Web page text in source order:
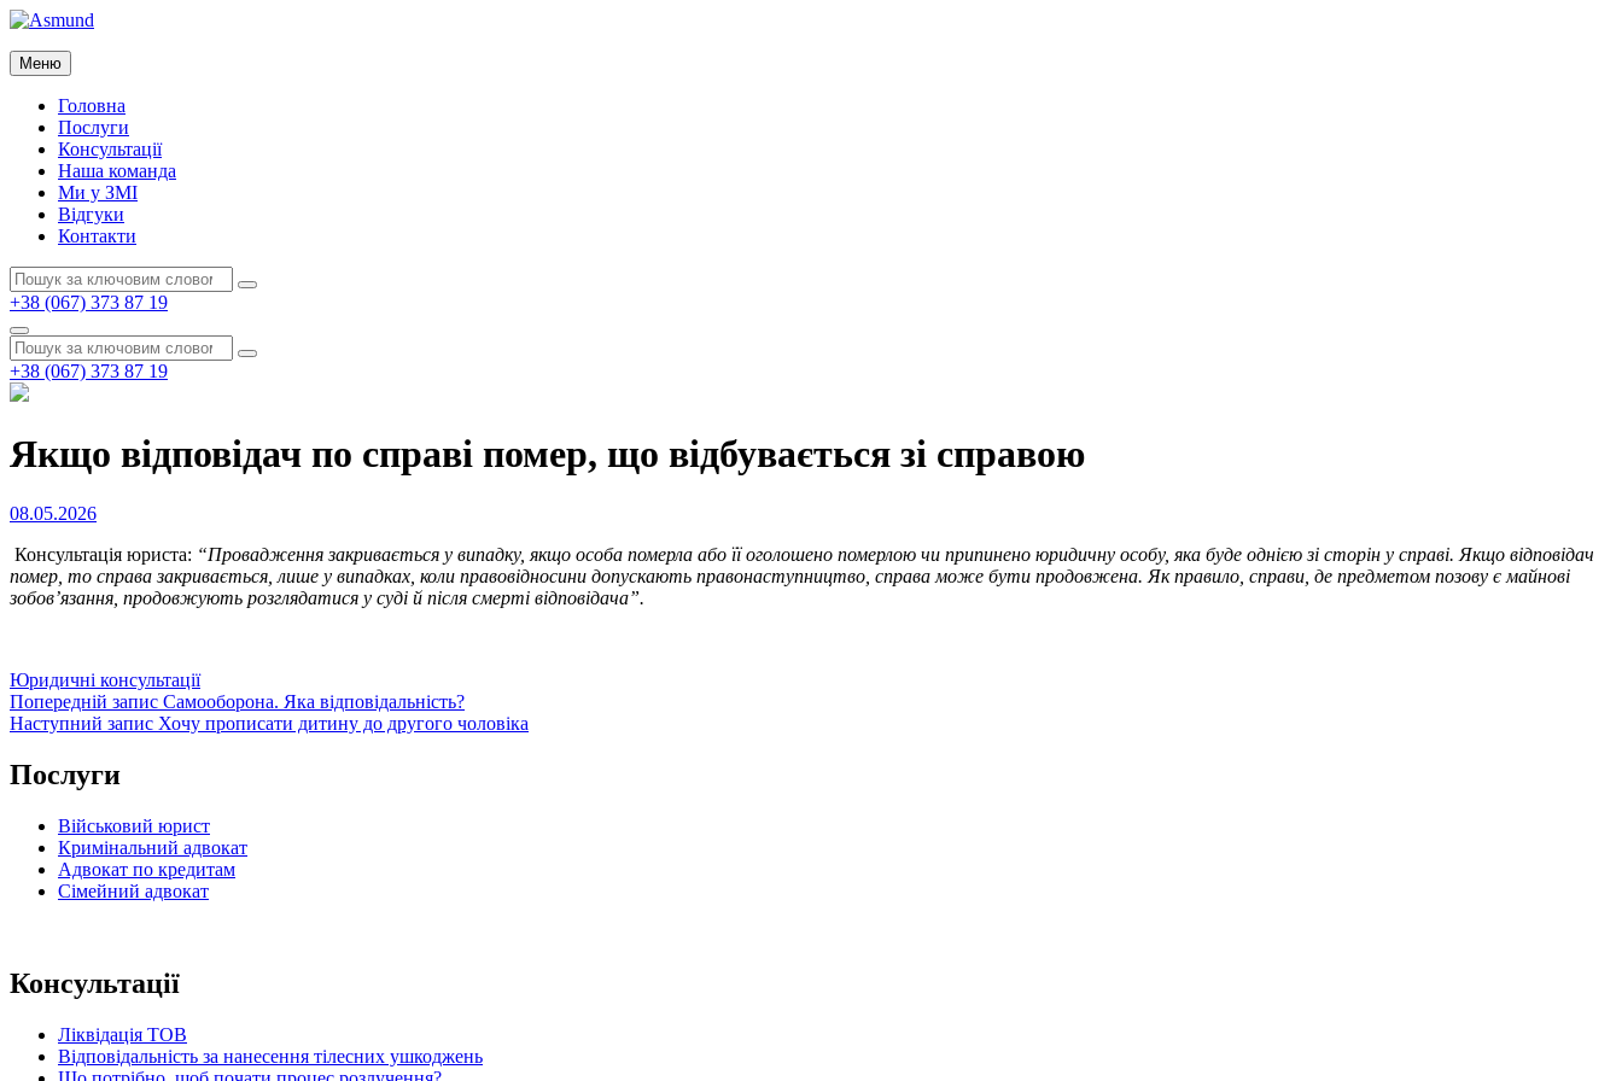
Перейти
вмісту
Asmund
Asmund
Меню
Головна
Послуги
Консультації
Наша команда
Ми у ЗМІ
Відгуки
Контакти
Пошук:
Пошук
+38 (067) 373 87 19
Пошук
Пошук:
Пошук
+38 (067) 373 87 19
Якщо відповідач по справі помер, що відбувається зі справою
Опубліковано
08.05.2026
Консультація юриста: “Провадження закривається у випадку, якщо особа померла або її оголошено померлою чи припинено юридичну особу, яка буде однією зі сторін у справі. Якщо відповідач
помер, то справа закривається, лише у випадках, коли правовідносини допускають правонаступництво, справа може бути продовжена. Як правило, справи, де предметом позову є майнові
зобов’язання, продовжують розглядатися у суді й після смерті відповідача”.
Категорії
Юридичні консультації
Навігація
записів
Попередній
запис
Попередній запис Самооборона. Яка відповідальність?
Наступний
Наступний запис Хочу прописати дитину до другого чоловіка
Послуги
Військовий юрист
Кримінальний адвокат
Адвокат по кредитам
Сімейний адвокат
Консультації
Ліквідація ТОВ
Відповідальність за нанесення тілесних ушкоджень